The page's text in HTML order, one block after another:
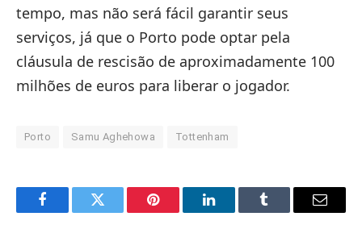
tempo, mas não será fácil garantir seus
serviços, já que o Porto pode optar pela
cláusula de rescisão de aproximadamente 100
milhões de euros para liberar o jogador.
Porto Samu Aghehowa Tottenham
FacebookTwitter Pinterest LinkedInTumblr Email